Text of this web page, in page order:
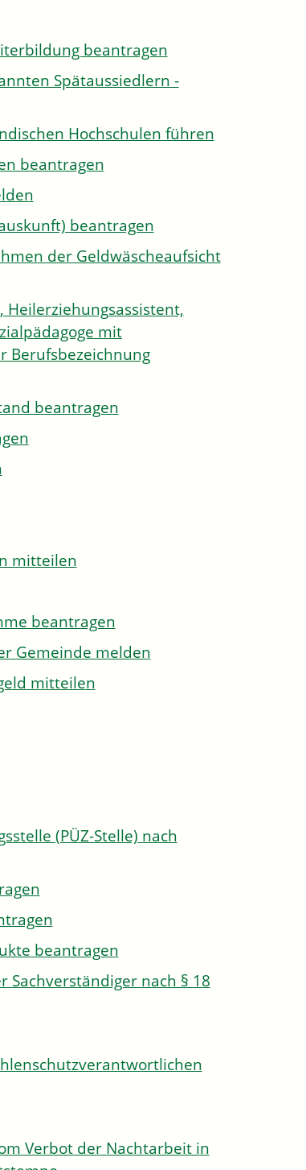
beantragen
Spätaussiedlern -
Hochschulen führen
beantragen
beantragen
der Geldwäscheaufsicht
mit
Berufsbezeichnung
beantragen
mitteilen
beantragen
Gemeinde melden
mitteilen
(PÜZ-Stelle) nach
beantragen
Sachverständiger nach § 18
Verbot der Nachtarbeit in